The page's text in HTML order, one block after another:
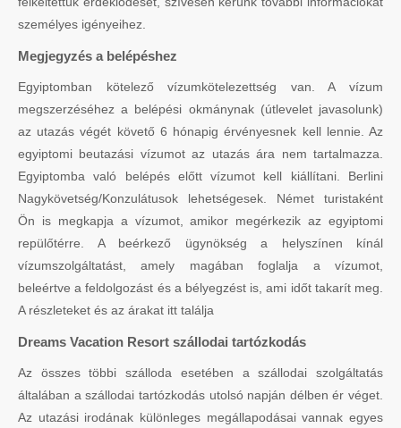
személyes igényeihez.
Megjegyzés a belépéshez
Egyiptomban kötelező vízumkötelezettség van. A vízum
megszerzéséhez a belépési okmánynak (útlevelet javasolunk)
az utazás végét követő 6 hónapig érvényesnek kell lennie. Az
egyiptomi beutazási vízumot az utazás ára nem tartalmazza.
Egyiptomba való belépés előtt vízumot kell kiállítani. Berlini
Nagykövetség/Konzulátusok lehetségesek. Német turistaként
Ön is megkapja a vízumot, amikor megérkezik az egyiptomi
repülőtérre. A beérkező ügynökség a helyszínen kínál
vízumszolgáltatást, amely magában foglalja a vízumot,
beleértve a feldolgozást és a bélyegzést is, ami időt takarít meg.
A részleteket és az árakat itt találja
Dreams Vacation Resort szállodai tartózkodás
Az összes többi szálloda esetében a szállodai szolgáltatás
általában a szállodai tartózkodás utolsó napján délben ér véget.
Az utazási irodának különleges megállapodásai vannak egyes